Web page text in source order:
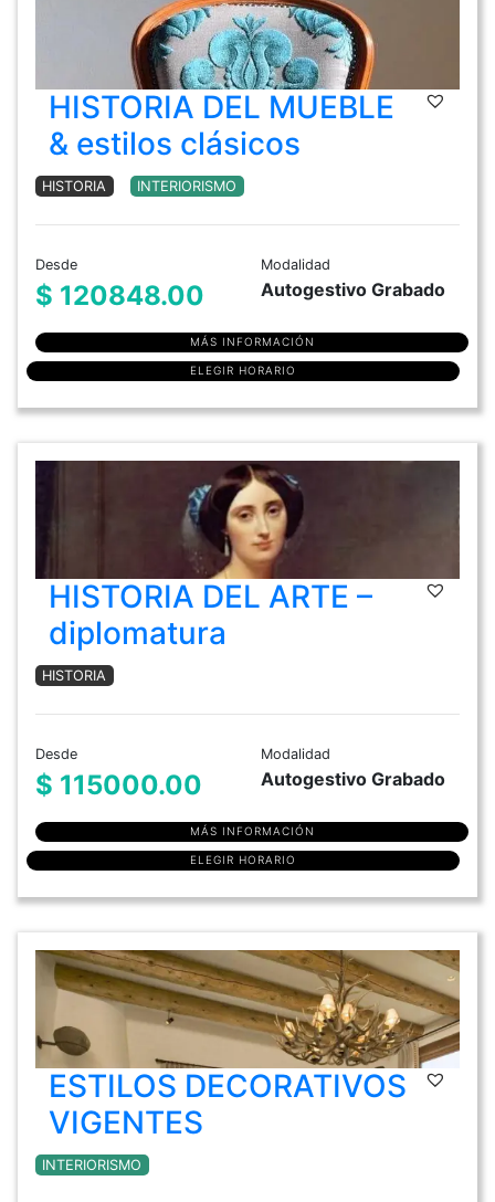
HISTORIA DEL MUEBLE
& estilos clásicos
HISTORIA INTERIORISMO
Desde
$ 120848.00
Modalidad
Autogestivo Grabado
MÁS INFORMACIÓN
ELEGIR HORARIO
HISTORIA DEL ARTE –
diplomatura
HISTORIA
Desde
$ 115000.00
Modalidad
Autogestivo Grabado
MÁS INFORMACIÓN
ELEGIR HORARIO
ESTILOS DECORATIVOS
VIGENTES
INTERIORISMO